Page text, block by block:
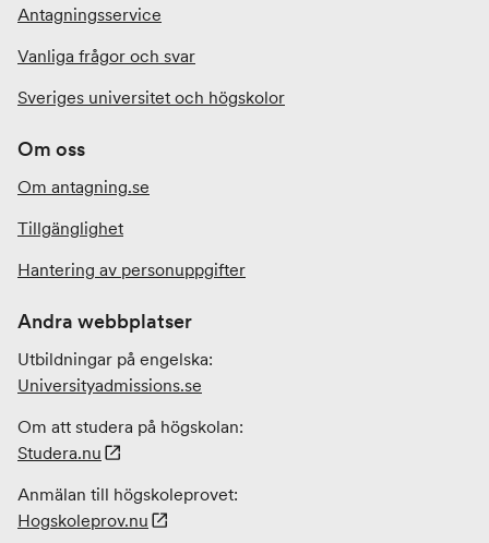
Antagningsservice
Vanliga frågor och svar
Sveriges universitet och högskolor
Om oss
Om antagning.se
Tillgänglighet
Hantering av personuppgifter
Andra webbplatser
Utbildningar på engelska:
Universityadmissions.se
Om att studera på högskolan:
Studera.nu
Anmälan till högskoleprovet:
Hogskoleprov.nu